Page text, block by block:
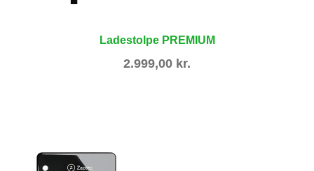
Ladestolpe PREMIUM
2.999,00 kr.